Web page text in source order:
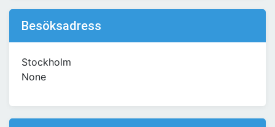
Besöksadress
Stockholm
None